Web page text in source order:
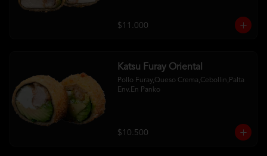
$11.000
Katsu Furay Oriental
Pollo Furay,Queso Crema,Cebollin,Palta
Env.En Panko
$10.500